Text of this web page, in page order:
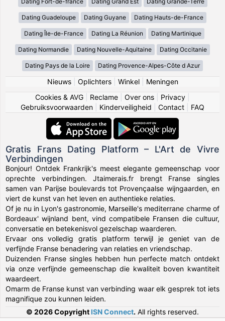
Dating Guadeloupe Dating Guyane Dating Hauts-de-France
Dating Île-de-France Dating La Réunion Dating Martinique
Dating Normandie Dating Nouvelle-Aquitaine Dating Occitanie
Dating Pays de la Loire Dating Provence-Alpes-Côte d Azur
Nieuws| Oplichters| Winkel| Meningen
Cookies & AVG
Reclame Over ons Privacy
Gebruiksvoorwaarden
Kinderveiligheid Contact FAQ
Gratis Frans Dating Platform – L'Art de Vivre
Verbindingen
Bonjour! Ontdek Frankrijk's meest elegante gemeenschap voor
oprechte verbindingen. Jtaimerais.fr brengt Franse singles
samen van Parijse boulevards tot Provençaalse wijngaarden, en
viert de kunst van het leven en authentieke relaties.
Of je nu in Lyon's gastronomie, Marseille's mediterrane charme of
Bordeaux' wijnland bent, vind compatibele Fransen die cultuur,
conversatie en betekenisvol gezelschap waarderen.
Ervaar ons volledig gratis platform terwijl je geniet van de
verfijnde Franse benadering van relaties en vriendschap.
Duizenden Franse singles hebben hun perfecte match ontdekt
via onze verfijnde gemeenschap die kwaliteit boven kwantiteit
waardeert.
Omarm de Franse kunst van verbinding waar elk gesprek tot iets
magnifique zou kunnen leiden.
© 2026 Copyright ISN Connect. All rights reserved.